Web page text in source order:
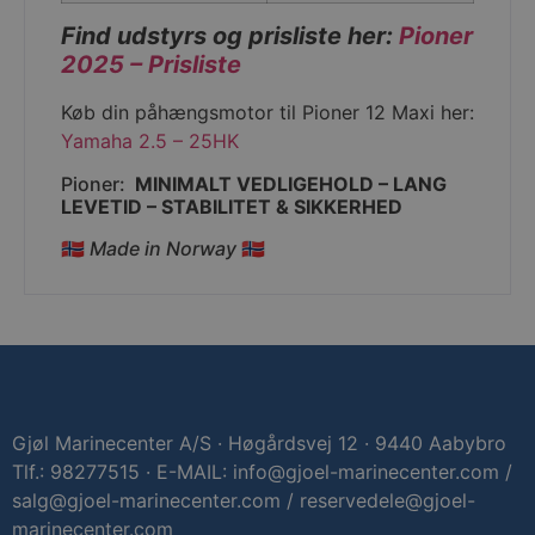
Find udstyrs og prisliste her: Pioner
2025 – Prisliste
Køb din påhængsmotor til Pioner 12 Maxi her:
Yamaha 2.5 – 25HK
Pioner: MINIMALT VEDLIGEHOLD – LANG
LEVETID – STABILITET & SIKKERHED
🇳🇴 Made in Norway 🇳🇴
Gjøl Marinecenter A/S · Høgårdsvej 12 · 9440 Aabybro
Tlf.: 98277515 · E-MAIL: info@gjoel-marinecenter.com /
salg@gjoel-marinecenter.com / reservedele@gjoel-
marinecenter.com
woocommerce_cart_hash
marinecenter.dk
CookieScriptConsent
(hCaptcha)